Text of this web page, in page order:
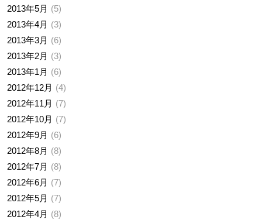
2013年5月
5
2013年4月
3
2013年3月
6
2013年2月
3
2013年1月
6
2012年12月
4
2012年11月
7
2012年10月
7
2012年9月
6
2012年8月
8
2012年7月
8
2012年6月
7
2012年5月
7
2012年4月
8